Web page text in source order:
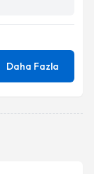
Daha Fazla